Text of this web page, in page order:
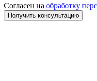
Согласен на обработку
Получить консультацию